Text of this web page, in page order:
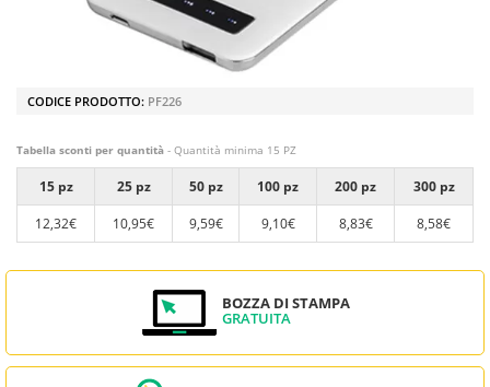
CODICE PRODOTTO: PF226
Tabella sconti per quantità - Quantità minima 15 PZ
15 pz 25 pz 50 pz 100 pz 200 pz
300 pz
12,32€
10,95€ 9,59€ 9,10€ 8,83€ 8,58€
BOZZA DI STAMPA
GRATUITA